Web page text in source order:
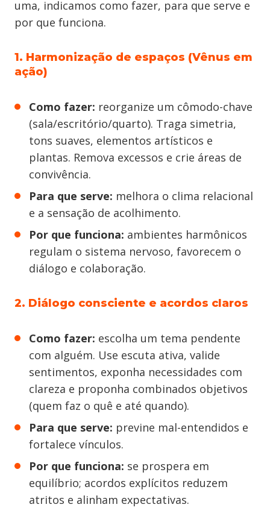
uma, indicamos como fazer, para que serve e
por que funciona.
1. Harmonização de espaços (Vênus em
ação)
Como fazer: reorganize um cômodo-chave
(sala/escritório/quarto). Traga simetria,
tons suaves, elementos artísticos e
plantas. Remova excessos e crie áreas de
convivência.
Para que serve: melhora o clima relacional
e a sensação de acolhimento.
Por que funciona: ambientes harmônicos
regulam o sistema nervoso, favorecem o
diálogo e colaboração.
2. Diálogo consciente e acordos claros
Como fazer: escolha um tema pendente
com alguém. Use escuta ativa, valide
sentimentos, exponha necessidades com
clareza e proponha combinados objetivos
(quem faz o quê e até quando).
Para que serve: previne mal-entendidos e
fortalece vínculos.
Por que funciona: se prospera em
equilíbrio; acordos explícitos reduzem
atritos e alinham expectativas.